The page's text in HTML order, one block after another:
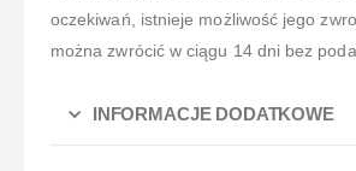
oczekiwań, istnieje możliwość jego
można zwrócić w ciągu 14 dni bez
INFORMACJE DODATKOWE